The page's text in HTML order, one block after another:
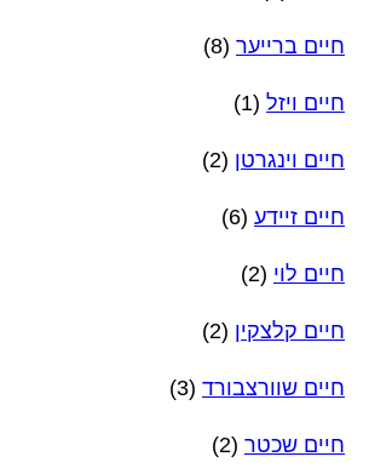
חיים ברייער (8)
חיים ויזל (1)
חיים וינגרטן (2)
חיים זיידע (6)
חיים לוי (2)
חיים קלצקין (2)
חיים שוורצבורד (3)
חיים שכטר (2)